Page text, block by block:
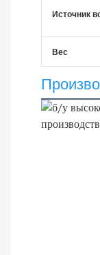
Источник
Вес